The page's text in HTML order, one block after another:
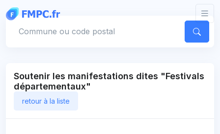
Soutenir les manifestations dites "Festivals
départementaux"
retour à la liste
Panneau de gestion des cookies